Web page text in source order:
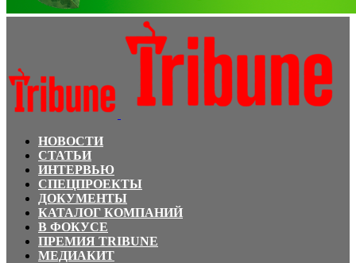
НОВОСТИ
СТАТЬИ
ИНТЕРВЬЮ
СПЕЦПРОЕКТЫ
ДОКУМЕНТЫ
КАТАЛОГ КОМПАНИЙ
В ФОКУСЕ
ПРЕМИЯ TRIBUNE
МЕДИАКИТ